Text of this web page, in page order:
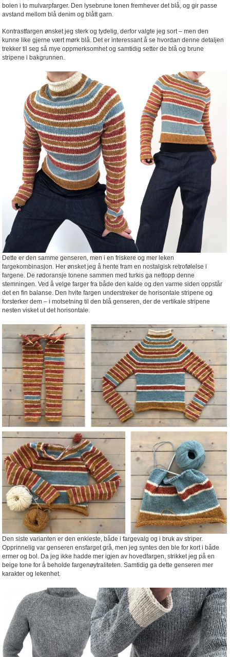
bolen i to mulvarpfarger. Den lysebrune tonen fremhever det blå, og gir passe
avstand mellom blå denim og blått garn.
Kontrastfargen ønsket jeg sterk og tydelig, derfor valgte jeg sort – men den
kunne like gjerne vært mørk blå. Det er interessant å se hvordan denne detaljen
trekker til seg så mye oppmerksomhet og samtidig setter de blå og brune
stripene i bakgrunnen.
Dette er den samme genseren, men i en friskere og mer leken
fargekombinasjon. Her ønsket jeg å hente fram en nostalgisk retrofølelse i
fargene. De rødoransje tonene sammen med turkis ga nettopp denne
stemningen. Ved å velge farger fra både den kalde og den varme siden oppstår
det en fin balanse. Den hvite fargen understreker de horisontale stripene og
forsterker dem – i motsetning til den blå genseren, der de vertikale stripene
nesten visket ut det horisontale.
Den siste varianten er den enkleste, både i fargevalg og i bruk av striper.
Opprinnelig var genseren ensfarget grå, men jeg syntes den ble for kort i både
ermer og bol. Da jeg ikke hadde mer igjen av hovedfargen, strikket jeg på en
beige tone for å beholde fargenøytraliteten. Samtidig ga dette genseren mer
karakter og lekenhet.